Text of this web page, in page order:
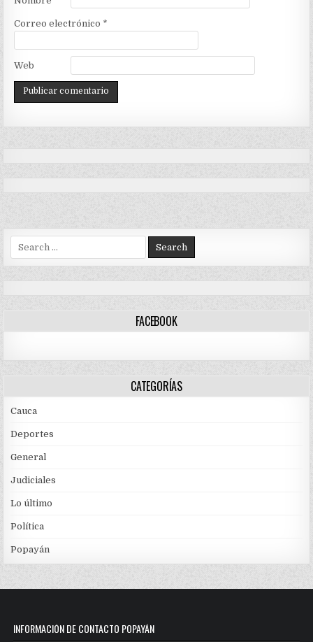
Correo electrónico *
Web
Search
for:
FACEBOOK
CATEGORÍAS
Cauca
Deportes
General
Judiciales
Lo último
Política
Popayán
INFORMACIÓN DE CONTACTO POPAYÁN